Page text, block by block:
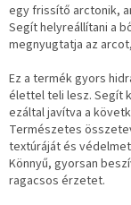
egy frissítő arctonik,
Segít helyreállítani a
megnyugtatja az
Ez a termék gyors
élettel teli lesz. Segít
ezáltal javítva a
Természetes
textúráját és
Könnyű, gyorsan
ragacsos érzetet.